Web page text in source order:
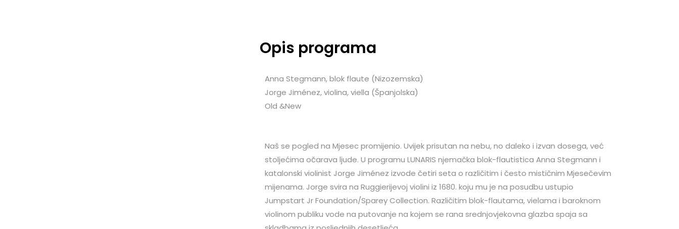
Opis programa
Anna Stegmann, blok flaute (Nizozemska)
Jorge Jiménez, violina, viella (Španjolska)
Old &New
Naš se pogled na Mjesec promijenio. Uvijek prisutan na nebu, no daleko i izvan dosega, već
stoljećima očarava ljude. U programu LUNARIS njemačka blok-flautistica Anna Stegmann i
katalonski violinist Jorge Jiménez izvode četiri seta o različitim i često mističnim Mjesečevim
mijenama. Jorge svira na Ruggierijevoj violini iz 1680. koju mu je na posudbu ustupio
Jumpstart Jr Foundation/Sparey Collection. Različitim blok-flautama, vielama i baroknom
violinom publiku vode na putovanje na kojem se rana srednjovjekovna glazba spaja sa